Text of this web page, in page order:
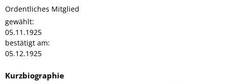
Ordentliches Mitglied
gewählt:
05.11.1925
bestätigt am:
05.12.1925
Kurzbiographie